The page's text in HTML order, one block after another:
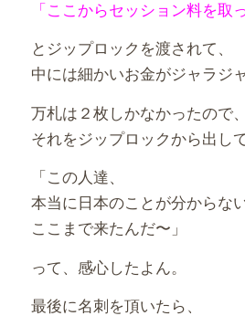
「ここからセッション料を取
とジップロックを渡されて、
中には細かいお金がジャラジャ
万札は２枚しかなかったので、
それをジップロックから出して
「この人達、
本当に日本のことが分からな
ここまで来たんだ〜」
って、感心したよん。
最後に名刺を頂いたら、